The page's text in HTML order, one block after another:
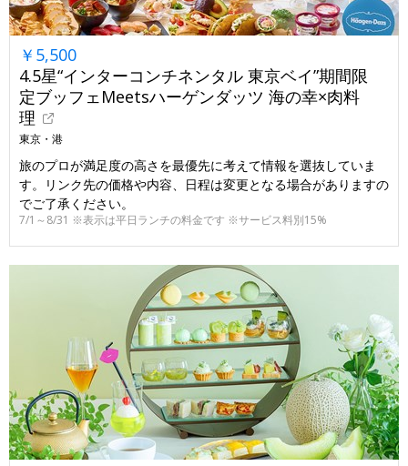
￥5,500
4.5星“インターコンチネンタル 東京ベイ”期間限
定ブッフェMeetsハーゲンダッツ 海の幸×肉料
理
東京・港
旅のプロが満足度の高さを最優先に考えて情報を選抜していま
す。リンク先の価格や内容、日程は変更となる場合がありますの
でご了承ください。
7/1～8/31 ※表示は平日ランチの料金です ※サービス料別15%